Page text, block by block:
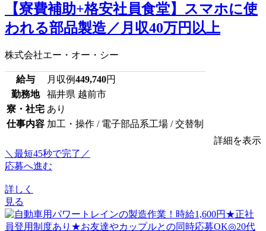
【寮費補助+格安社員食堂】スマホに使
われる部品製造／月収40万円以上
株式会社エー・オー・シー
給与 月収例449,740円
勤務地
福井県 越前市
寮・社宅 あり
仕事内容 加工・操作 / 電子部品系工場 / 交替制
詳細を表示
＼最短45秒で完了／
応募へ進む
詳しく
見る